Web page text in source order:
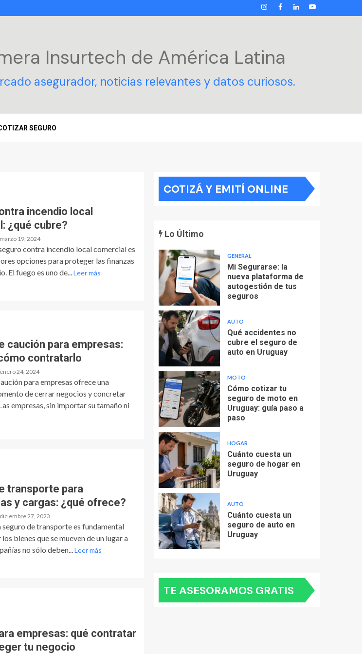
INSTAGRAM
FACEBOOK
LINKEDIN
YOUTUBE
Insurtech de América Latina
asegurador, noticias relevantes y datos curiosos.
SEGURO
incendio local
¿qué cubre?
marzo 19, 2024
contra incendio local comercial es
opciones para proteger las finanzas
El fuego es uno de... Leer más
caución para empresas:
contratarlo
enero 24, 2024
para empresas ofrece una
de cerrar negocios y concretar
empresas, sin importar su tamaño ni
transporte para
y cargas: ¿qué ofrece?
diciembre 27, 2023
seguro de transporte es fundamental
bienes que se mueven de un lugar a
no sólo deben... Leer más
empresas: qué contratar
tu negocio
COTIZÁ Y EMITÍ ONLINE
Lo Último
GENERAL
Mi Segurarse: la
nueva plataforma de
autogestión de tus
seguros
AUTO
Qué accidentes no
cubre el seguro de
auto en Uruguay
MOTO
Cómo cotizar tu
seguro de moto en
Uruguay: guía paso a
paso
HOGAR
Cuánto cuesta un
seguro de hogar en
Uruguay
AUTO
Cuánto cuesta un
seguro de auto en
Uruguay
TE ASESORAMOS GRATIS